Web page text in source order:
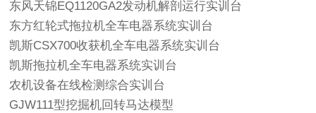
东风天锦EQ1120GA2发动机解剖运行实训台
东方红轮式拖拉机全车电器系统实训台
凯斯CSX700收获机全车电器系统实训台
凯斯拖拉机全车电器系统实训台
农机设备在线检测综合实训台
GJW111型挖掘机回转马达模型